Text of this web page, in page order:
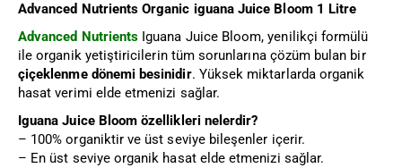
Advanced Nutrients Organic iguana Juice Bloom 1 Litre
Advanced Nutrients Iguana Juice Bloom, yenilikçi formülü
ile organik yetiştiricilerin tüm sorunlarına çözüm bulan bir
çiçeklenme dönemi besinidir. Yüksek miktarlarda organik
hasat verimi elde etmenizi sağlar.
Iguana Juice Bloom özellikleri nelerdir?
– 100% organiktir ve üst seviye bileşenler içerir.
– En üst seviye organik hasat elde etmenizi sağlar.